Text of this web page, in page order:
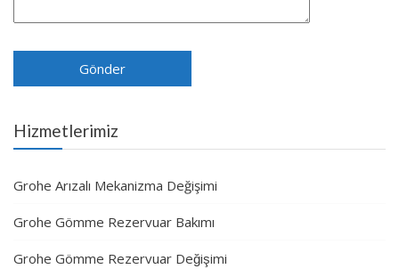
Hizmetlerimiz
Grohe Arızalı Mekanizma Değişimi
Grohe Gömme Rezervuar Bakımı
Grohe Gömme Rezervuar Değişimi